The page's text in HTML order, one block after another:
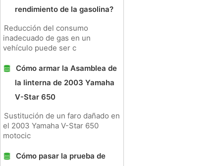
rendimiento de la gasolina?
Reducción del consumo
inadecuado de gas en un
vehículo puede ser c
Cómo armar la Asamblea de
la linterna de 2003 Yamaha
V-Star 650
Sustitución de un faro dañado en
el 2003 Yamaha V-Star 650
motocic
Cómo pasar la prueba de